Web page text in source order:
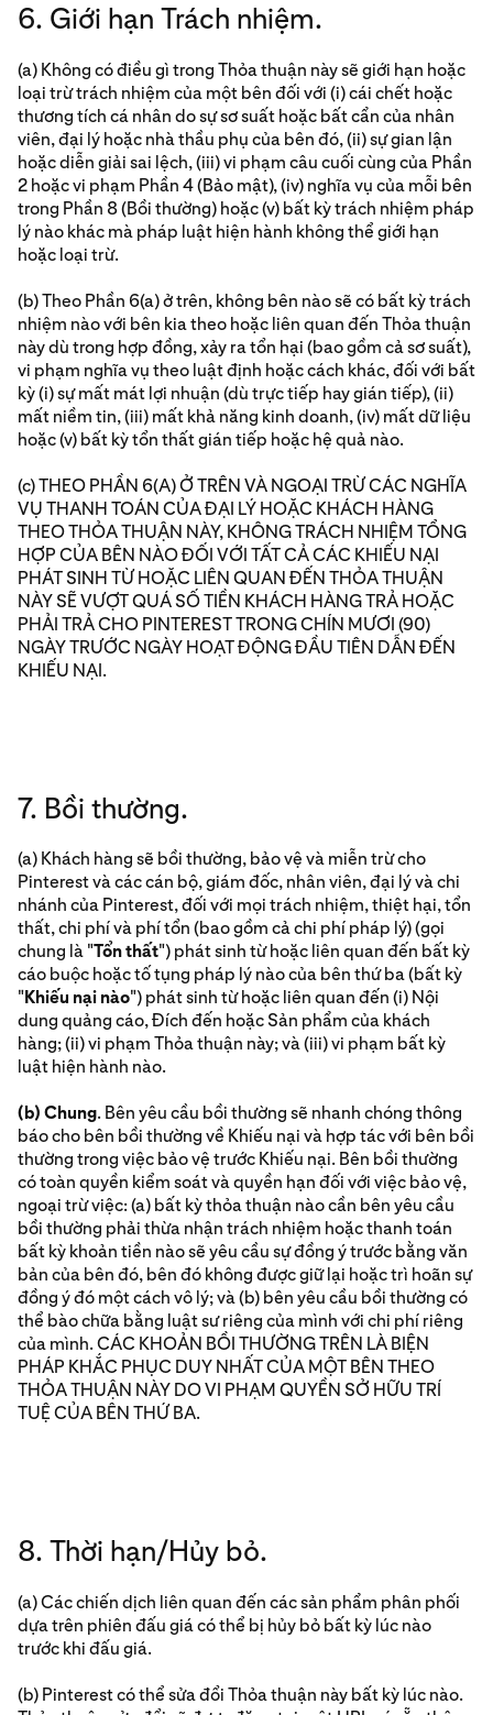
6. Giới hạn Trách nhiệm.
(a) Không có điều gì trong Thỏa thuận này sẽ giới hạn hoặc
loại trừ trách nhiệm của một bên đối với (i) cái chết hoặc
thương tích cá nhân do sự sơ suất hoặc bất cẩn của nhân
viên, đại lý hoặc nhà thầu phụ của bên đó, (ii) sự gian lận
hoặc diễn giải sai lệch, (iii) vi phạm câu cuối cùng của Phần
2 hoặc vi phạm Phần 4 (Bảo mật), (iv) nghĩa vụ của mỗi bên
trong Phần 8 (Bồi thường) hoặc (v) bất kỳ trách nhiệm pháp
lý nào khác mà pháp luật hiện hành không thể giới hạn
hoặc loại trừ.
(b) Theo Phần 6(a) ở trên, không bên nào sẽ có bất kỳ trách
nhiệm nào với bên kia theo hoặc liên quan đến Thỏa thuận
này dù trong hợp đồng, xảy ra tổn hại (bao gồm cả sơ suất),
vi phạm nghĩa vụ theo luật định hoặc cách khác, đối với bất
kỳ (i) sự mất mát lợi nhuận (dù trực tiếp hay gián tiếp), (ii)
mất niềm tin, (iii) mất khả năng kinh doanh, (iv) mất dữ liệu
hoặc (v) bất kỳ tổn thất gián tiếp hoặc hệ quả nào.
(c) THEO PHẦN 6(A) Ở TRÊN VÀ NGOẠI TRỪ CÁC NGHĨA
VỤ THANH TOÁN CỦA ĐẠI LÝ HOẶC KHÁCH HÀNG
THEO THỎA THUẬN NÀY, KHÔNG TRÁCH NHIỆM TỔNG
HỢP CỦA BÊN NÀO ĐỐI VỚI TẤT CẢ CÁC KHIẾU NẠI
PHÁT SINH TỪ HOẶC LIÊN QUAN ĐẾN THỎA THUẬN
NÀY SẼ VƯỢT QUÁ SỐ TIỀN KHÁCH HÀNG TRẢ HOẶC
PHẢI TRẢ CHO PINTEREST TRONG CHÍN MƯƠI (90)
NGÀY TRƯỚC NGÀY HOẠT ĐỘNG ĐẦU TIÊN DẪN ĐẾN
KHIẾU NẠI.
7. Bồi thường.
(a) Khách hàng sẽ bồi thường, bảo vệ và miễn trừ cho
Pinterest và các cán bộ, giám đốc, nhân viên, đại lý và chi
nhánh của Pinterest, đối với mọi trách nhiệm, thiệt hại, tổn
thất, chi phí và phí tổn (bao gồm cả chi phí pháp lý) (gọi
chung là "Tổn thất") phát sinh từ hoặc liên quan đến bất kỳ
cáo buộc hoặc tố tụng pháp lý nào của bên thứ ba (bất kỳ
"Khiếu nại nào") phát sinh từ hoặc liên quan đến (i) Nội
dung quảng cáo, Đích đến hoặc Sản phẩm của khách
hàng; (ii) vi phạm Thỏa thuận này; và (iii) vi phạm bất kỳ
luật hiện hành nào.
(b) Chung. Bên yêu cầu bồi thường sẽ nhanh chóng thông
báo cho bên bồi thường về Khiếu nại và hợp tác với bên bồi
thường trong việc bảo vệ trước Khiếu nại. Bên bồi thường
có toàn quyền kiểm soát và quyền hạn đối với việc bảo vệ,
ngoại trừ việc: (a) bất kỳ thỏa thuận nào cần bên yêu cầu
bồi thường phải thừa nhận trách nhiệm hoặc thanh toán
bất kỳ khoản tiền nào sẽ yêu cầu sự đồng ý trước bằng văn
bản của bên đó, bên đó không được giữ lại hoặc trì hoãn sự
đồng ý đó một cách vô lý; và (b) bên yêu cầu bồi thường có
thể bào chữa bằng luật sư riêng của mình với chi phí riêng
của mình. CÁC KHOẢN BỒI THƯỜNG TRÊN LÀ BIỆN
PHÁP KHẮC PHỤC DUY NHẤT CỦA MỘT BÊN THEO
THỎA THUẬN NÀY DO VI PHẠM QUYỀN SỞ HỮU TRÍ
TUỆ CỦA BÊN THỨ BA.
8. Thời hạn/Hủy bỏ.
(a) Các chiến dịch liên quan đến các sản phẩm phân phối
dựa trên phiên đấu giá có thể bị hủy bỏ bất kỳ lúc nào
trước khi đấu giá.
(b) Pinterest có thể sửa đổi Thỏa thuận này bất kỳ lúc nào.